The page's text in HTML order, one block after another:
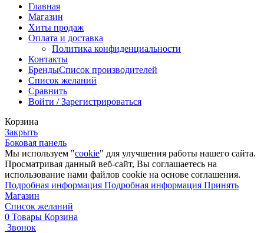
Главная
Магазин
Хиты продаж
Оплата и доставка
Политика конфиденциальности
Контакты
БрендыСписок производителей
Список желаний
Сравнить
Войти / Зарегистрироваться
Корзина
Закрыть
Боковая панель
Мы используем "cookie" для улучшения работы нашего сайта.
Просматривая данный веб-сайт, Вы соглашаетесь на
использование нами файлов cookie на основе соглашения.
Подробная информация Подробная информация Принять
Магазин
Список желаний
0 Товары Корзина
Звонок